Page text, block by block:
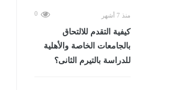
منذ 7 أشهر 0
كيفية التقدم للالتحاق
بالجامعات الخاصة والأهلية
للدراسة بالتيرم الثانى؟